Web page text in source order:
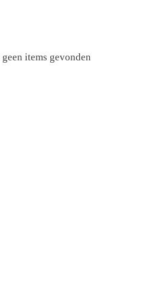
items gevonden